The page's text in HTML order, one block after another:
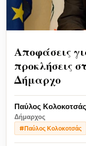
Αποφάσεις
προκλήσεις
Δήμαρχο
Παύλος Κολοκοτσάς
Δήμαρχος
#Παύλος Κολοκοτσάς